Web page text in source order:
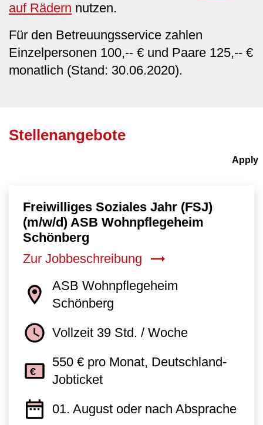
auf Rädern nutzen.
Für den Betreuungsservice zahlen
Einzelpersonen 100,-- € und Paare 125,-- €
monatlich (Stand: 30.06.2020).
Stellenangebote
Freiwilliges Soziales Jahr (FSJ)
(m/w/d) ASB Wohnpflegeheim
Schönberg
Zur Jobbeschreibung
ASB Wohnpflegeheim
Schönberg
Vollzeit 39 Std. / Woche
550 € pro Monat, Deutschland-
Jobticket
01. August oder nach Absprache